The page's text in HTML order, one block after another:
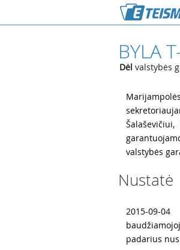
BYLA
Dėl valstybės
valstybės
Nustatė
2015-09-
padarius